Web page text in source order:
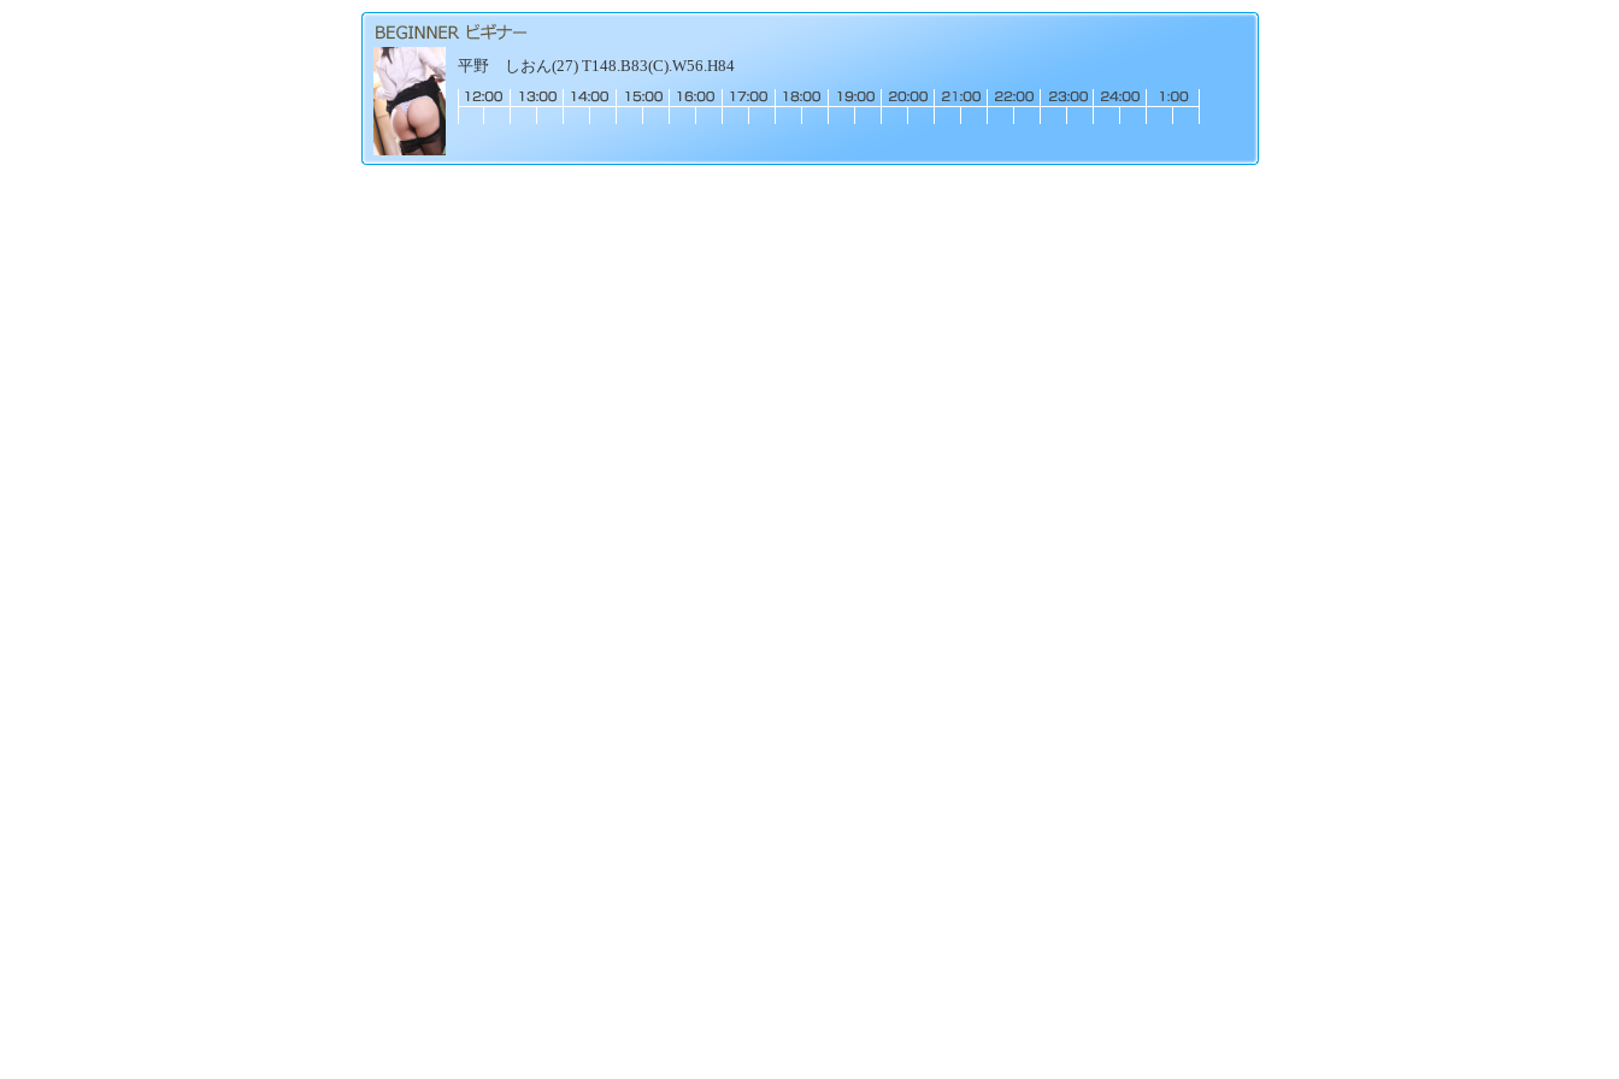
平野 しおん(27) T148.B83(C).W56.H84